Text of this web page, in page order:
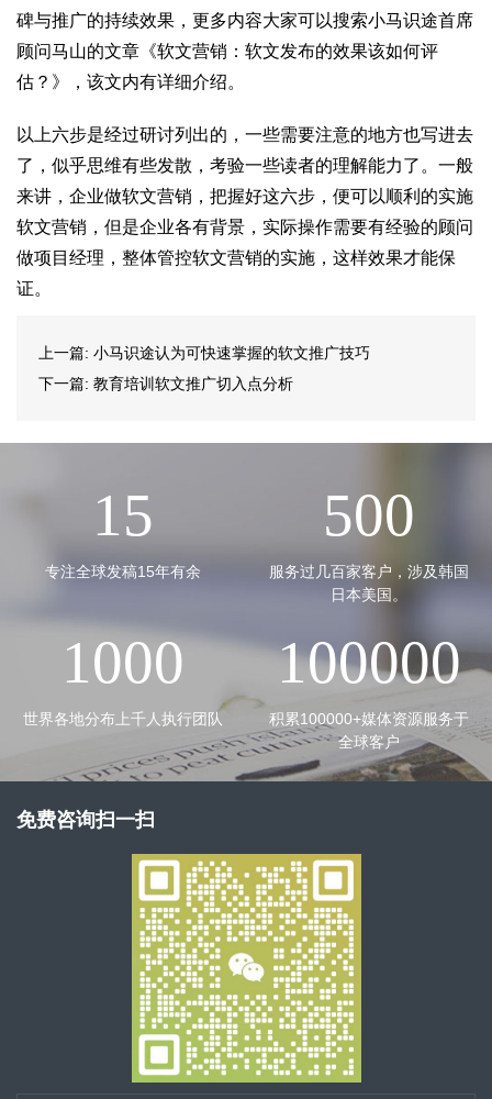
碑与推广的持续效果，更多内容大家可以搜索小马识途首席
顾问马山的文章《软文营销：软文发布的效果该如何评
估？》，该文内有详细介绍。
以上六步是经过研讨列出的，一些需要注意的地方也写进去
了，似乎思维有些发散，考验一些读者的理解能力了。一般
来讲，企业做软文营销，把握好这六步，便可以顺利的实施
软文营销，但是企业各有背景，实际操作需要有经验的顾问
做项目经理，整体管控软文营销的实施，这样效果才能保
证。
上一篇: 小马识途认为可快速掌握的软文推广技巧
下一篇: 教育培训软文推广切入点分析
15
专注全球发稿15年有余
500
服务过几百家客户，涉及韩国
日本美国。
1000
世界各地分布上千人执行团队
100000
积累100000+媒体资源服务于
全球客户
免费咨询扫一扫